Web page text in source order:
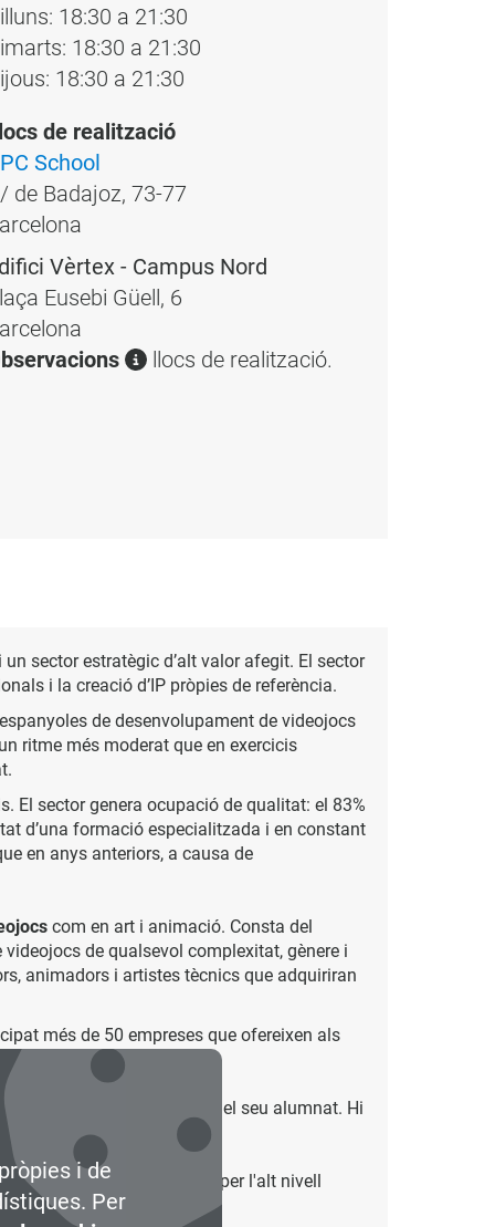
i de
Per
18:30 a 21:30
18:30 a 21:30
18:30 a 21:30
de realització
School
de Badajoz, 73-77
Vèrtex - Campus Nord
Eusebi Güell, 6
llocs de realització.
sector estratègic d’alt valor afegit. El sector
i la creació d’IP pròpies de referència.
de desenvolupament de videojocs
ritme més moderat que en exercicis
El sector genera ocupació de qualitat: el 83%
d’una formació especialitzada i en constant
en anys anteriors, a causa de
com en art i animació. Consta del
de qualsevol complexitat, gènere i
animadors i artistes tècnics que adquiriran
més de 50 empreses que ofereixen als
sinó per la procedència del seu alumnat. Hi
de quinze anys al sector, per l'alt nivell
col·laboradores.